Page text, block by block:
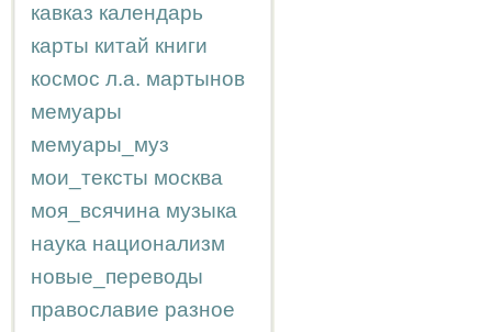
кавказ календарь
карты китай книги
космос л.а. мартынов
мемуары
мемуары_муз
мои_тексты москва
моя_всячина музыка
наука национализм
новые_переводы
православие разное